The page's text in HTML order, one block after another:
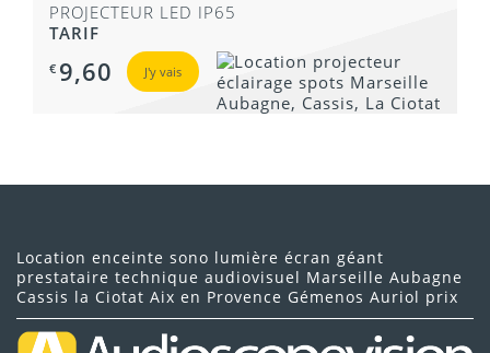
PROJECTEUR LED IP65
TARIF
€ 9,60 J'y vais
Location enceinte sono lumière écran géant
prestataire technique audiovisuel Marseille Aubagne
Cassis la Ciotat Aix en Provence Gémenos Auriol prix